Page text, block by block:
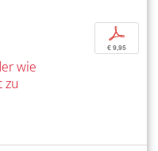
wie
p
€ 9,95